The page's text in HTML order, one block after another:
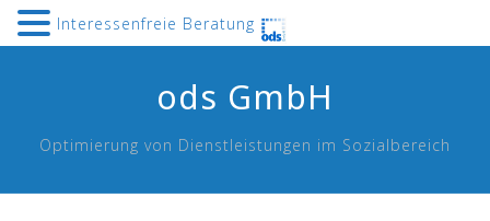
ods GmbH
Optimierung von Dienstleistungen im Sozialbereich
Interessenfreie Beratung